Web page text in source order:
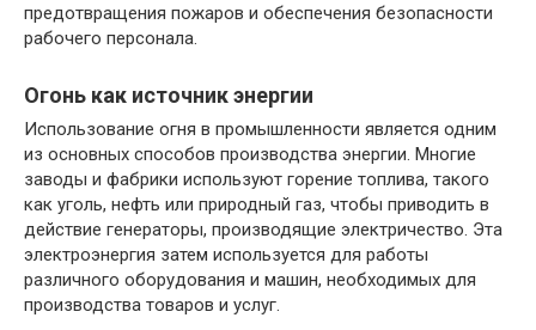
предотвращения пожаров и обеспечения безопасности
рабочего персонала.
Огонь как источник энергии
Использование огня в промышленности является одним
из основных способов производства энергии. Многие
заводы и фабрики используют горение топлива, такого
как уголь, нефть или природный газ, чтобы приводить в
действие генераторы, производящие электричество. Эта
электроэнергия затем используется для работы
различного оборудования и машин, необходимых для
производства товаров и услуг.